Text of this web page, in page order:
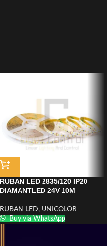
RUBAN LED 2835/120 IP20
DIAMANTLED 24V 10M
RUBAN LED, UNICOLOR
Buy via WhatsApp